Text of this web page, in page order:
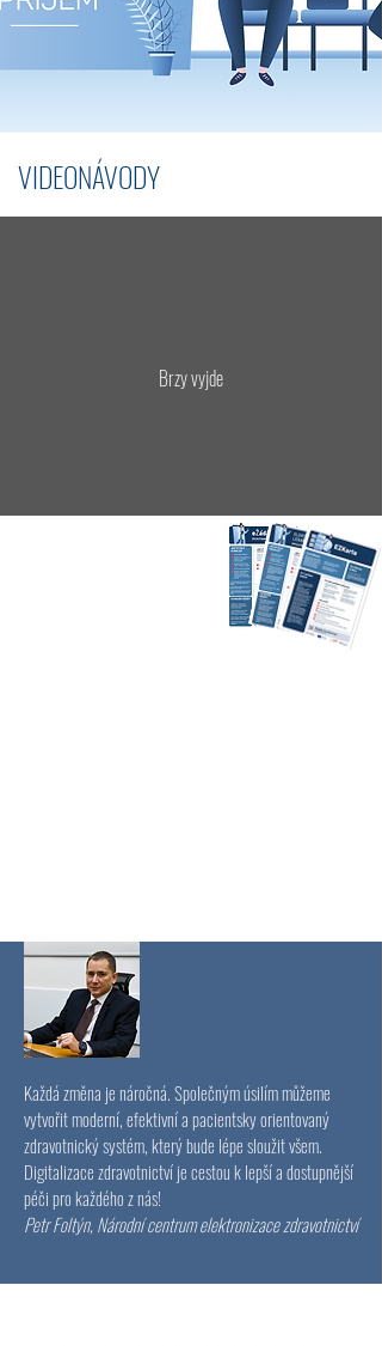
VIDEONÁVODY
Brzy vyjde
Každá změna je náročná. Společným úsilím můžeme
vytvořit moderní, efektivní a pacientsky orientovaný
zdravotnický systém, který bude lépe sloužit všem.
Digitalizace zdravotnictví je cestou k lepší a dostupnější
péči pro každého z nás!
Petr Foltýn, Národní centrum elektronizace zdravotnictví